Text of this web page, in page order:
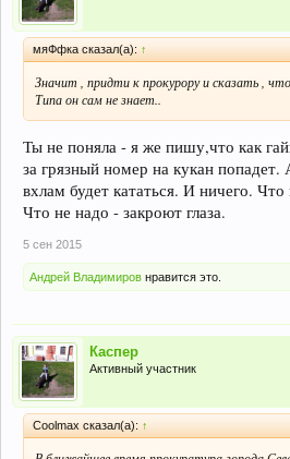
мяФфка сказал(а): ↑
Значит , придти к прокурору и сказать ,
Типа он сам не знает..
Ты не поняла - я же пишу,что как
за грязный номер на кукан
вхлам будет кататься. И ничего.
Что не надо - закроют глаза.
5 сен 2015
Андрей Владимиров нравится это.
Каспер
Активный участник
Coolmax сказал(а): ↑